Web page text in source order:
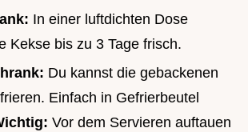
In einer luftdichten Dose
Kekse bis zu 3 Tage frisch.
Du kannst die gebackenen
Einfach in Gefrierbeutel
Vor dem Servieren auftauen